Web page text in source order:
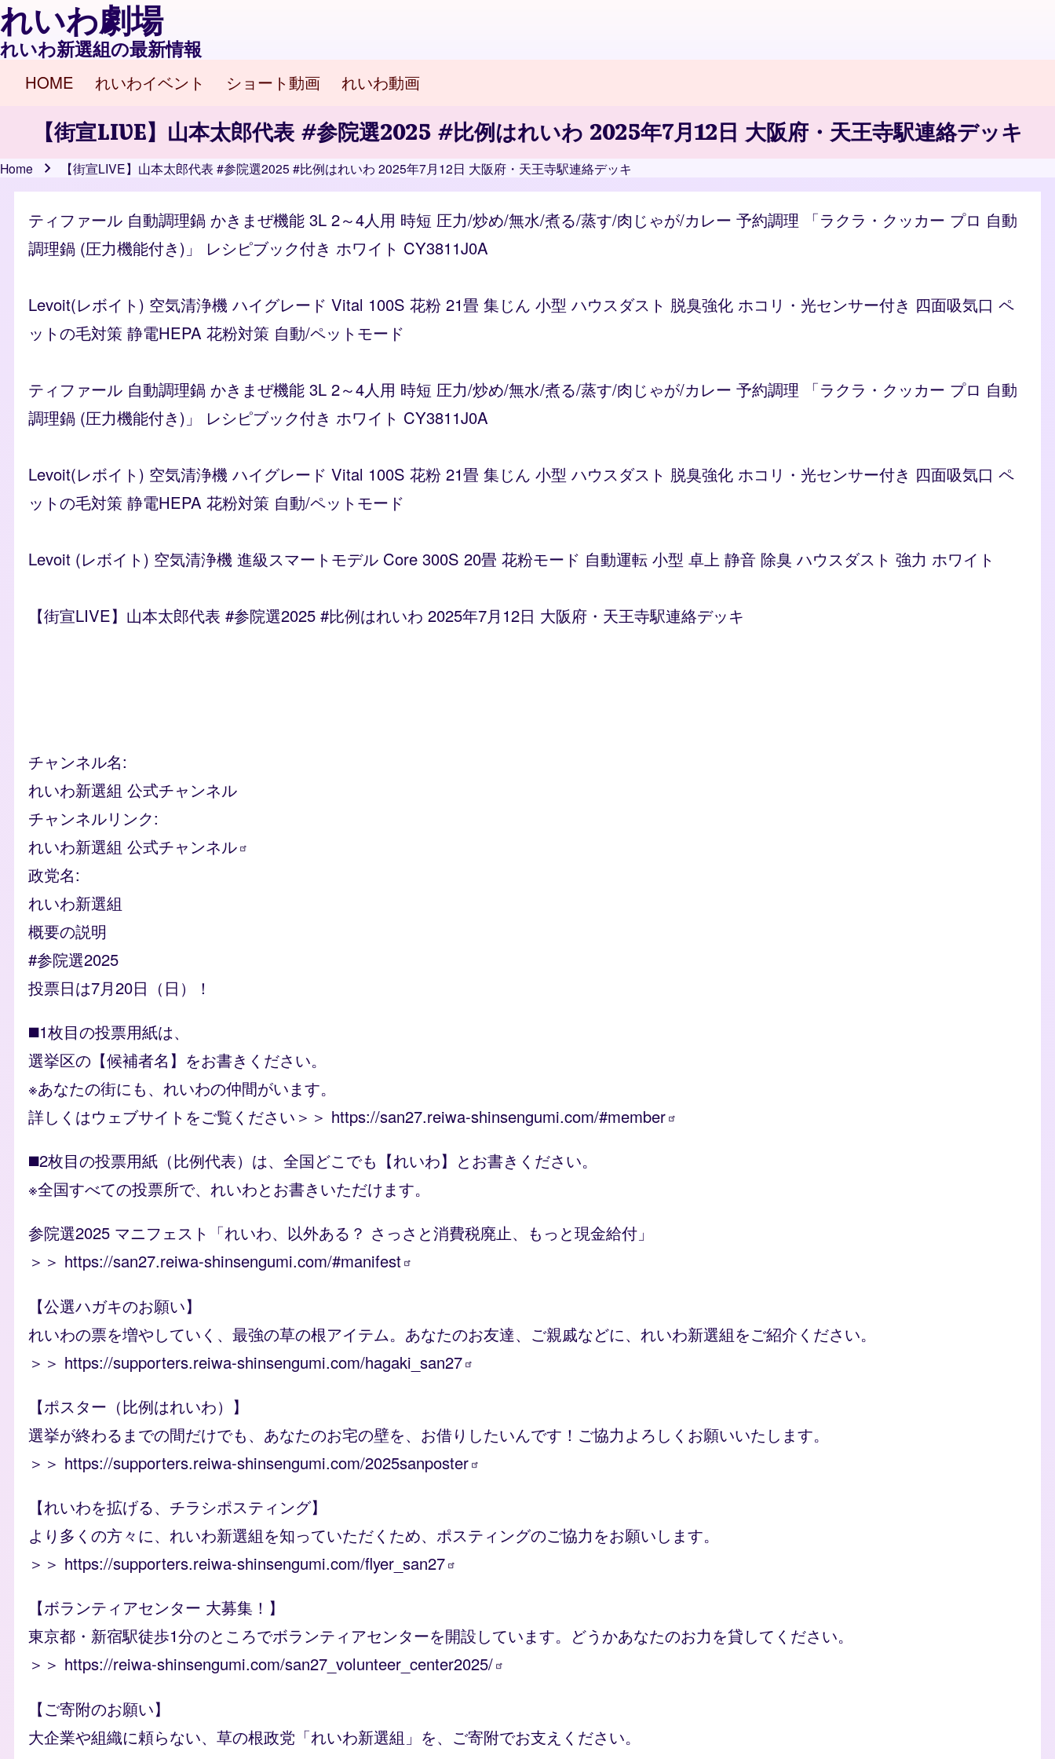
れいわ劇場
れいわ新選組の最新情報
Main navigation
HOME れいわイベント ショート動画 れいわ動画
【街宣LIVE】山本太郎代表 #参院選2025 #比例はれいわ 2025年7月12日 大阪府・天王寺駅連絡デッキ
Breadcrumb
Home 【街宣LIVE】山本太郎代表 #参院選2025 #比例はれいわ 2025年7月12日 大阪府・天王寺駅連絡デッキ
ティファール 自動調理鍋 かきまぜ機能 3L 2～4人用 時短 圧力/炒め/無水/煮る/蒸す/肉じゃが/カレー 予約調理 「ラクラ・クッカー プロ 自動
調理鍋 (圧力機能付き)」 レシピブック付き ホワイト CY3811J0A
Levoit(レボイト) 空気清浄機 ハイグレード Vital 100S 花粉 21畳 集じん 小型 ハウスダスト 脱臭強化 ホコリ・光センサー付き 四面吸気口 ペ
ットの毛対策 静電HEPA 花粉対策 自動/ペットモード
ティファール 自動調理鍋 かきまぜ機能 3L 2～4人用 時短 圧力/炒め/無水/煮る/蒸す/肉じゃが/カレー 予約調理 「ラクラ・クッカー プロ 自動
調理鍋 (圧力機能付き)」 レシピブック付き ホワイト CY3811J0A
Levoit(レボイト) 空気清浄機 ハイグレード Vital 100S 花粉 21畳 集じん 小型 ハウスダスト 脱臭強化 ホコリ・光センサー付き 四面吸気口 ペ
ットの毛対策 静電HEPA 花粉対策 自動/ペットモード
Levoit (レボイト) 空気清浄機 進級スマートモデル Core 300S 20畳 花粉モード 自動運転 小型 卓上 静音 除臭 ハウスダスト 強力 ホワイト
【街宣LIVE】山本太郎代表 #参院選2025 #比例はれいわ 2025年7月12日 大阪府・天王寺駅連絡デッキ
チャンネル名
れいわ新選組 公式チャンネル
チャンネルリンク
れいわ新選組 公式チャンネル
政党名
れいわ新選組
概要の説明
#参院選2025
投票日は7月20日（日）！
◼️1枚目の投票用紙は、
選挙区の【候補者名】をお書きください。
※あなたの街にも、れいわの仲間がいます。
詳しくはウェブサイトをご覧ください＞＞ https://san27.reiwa-shinsengumi.com/#member
◼️2枚目の投票用紙（比例代表）は、全国どこでも【れいわ】とお書きください。
※全国すべての投票所で、れいわとお書きいただけます。
参院選2025 マニフェスト「れいわ、以外ある？ さっさと消費税廃止、もっと現金給付」
＞＞ https://san27.reiwa-shinsengumi.com/#manifest
【公選ハガキのお願い】
れいわの票を増やしていく、最強の草の根アイテム。あなたのお友達、ご親戚などに、れいわ新選組をご紹介ください。
＞＞ https://supporters.reiwa-shinsengumi.com/hagaki_san27
【ポスター（比例はれいわ）】
選挙が終わるまでの間だけでも、あなたのお宅の壁を、お借りしたいんです！ご協力よろしくお願いいたします。
＞＞ https://supporters.reiwa-shinsengumi.com/2025sanposter
【れいわを拡げる、チラシポスティング】
より多くの方々に、れいわ新選組を知っていただくため、ポスティングのご協力をお願いします。
＞＞ https://supporters.reiwa-shinsengumi.com/flyer_san27
【ボランティアセンター 大募集！】
東京都・新宿駅徒歩1分のところでボランティアセンターを開設しています。どうかあなたのお力を貸してください。
＞＞ https://reiwa-shinsengumi.com/san27_volunteer_center2025/
【ご寄附のお願い】
大企業や組織に頼らない、草の根政党「れいわ新選組」を、ご寄附でお支えください。